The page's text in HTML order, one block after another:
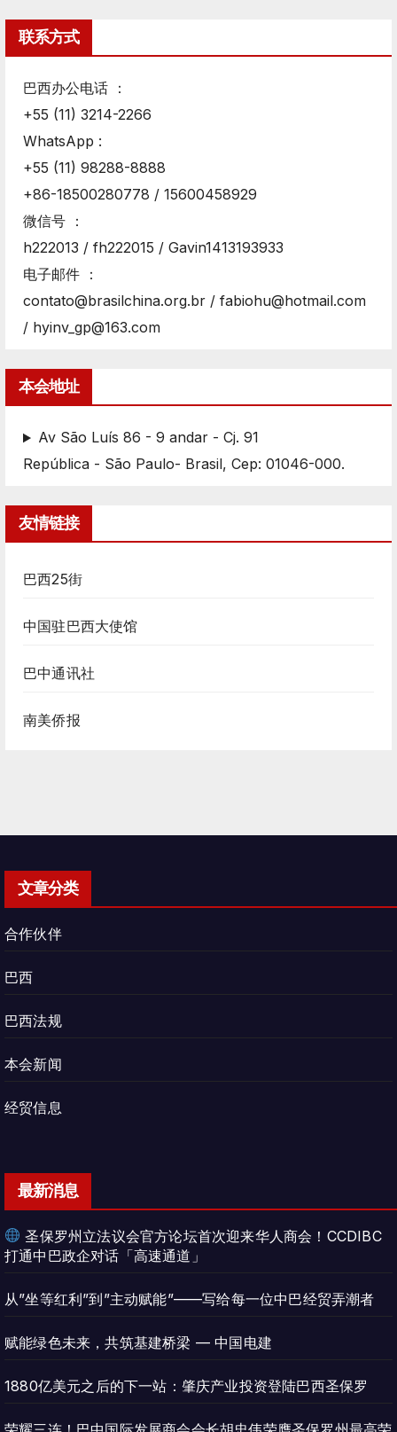
联系方式
巴西办公电话 ：
+55 (11) 3214-2266
WhatsApp :
+55 (11) 98288-8888
+86-18500280778 / 15600458929
微信号 ：
h222013 / fh222015 / Gavin1413193933
电子邮件 ：
contato@brasilchina.org.br / fabiohu@hotmail.com
/ hyinv_gp@163.com
本会地址
Av São Luís 86 - 9 andar - Cj. 91
República - São Paulo- Brasil, Cep: 01046-000.
友情链接
巴西25街
中国驻巴西大使馆
巴中通讯社
南美侨报
文章分类
合作伙伴
巴西
巴西法规
本会新闻
经贸信息
最新消息
圣保罗州立法议会官方论坛首次迎来华人商会！CCDIBC
打通中巴政企对话「高速通道」
从”坐等红利”到”主动赋能”——写给每一位中巴经贸弄潮者
赋能绿色未来，共筑基建桥梁 — 中国电建
1880亿美元之后的下一站：肇庆产业投资登陆巴西圣保罗